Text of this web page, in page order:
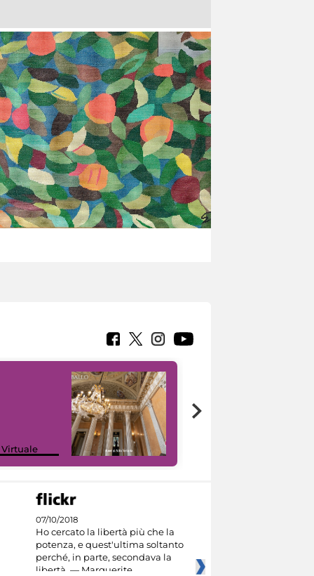
Virtuale
07/10/2018
Ho cercato la libertà più che la
potenza, e quest'ultima soltanto
perché, in parte, secondava la
libertà. — Marguerite